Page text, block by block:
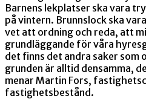
Barnens lekplatser ska vara
på vintern. Brunnslock ska
vet att ordning och reda, att
grundläggande för våra
det finns det andra saker som
grunden är alltid densamma,
menar Martin Fors,
fastighetsbestånd.